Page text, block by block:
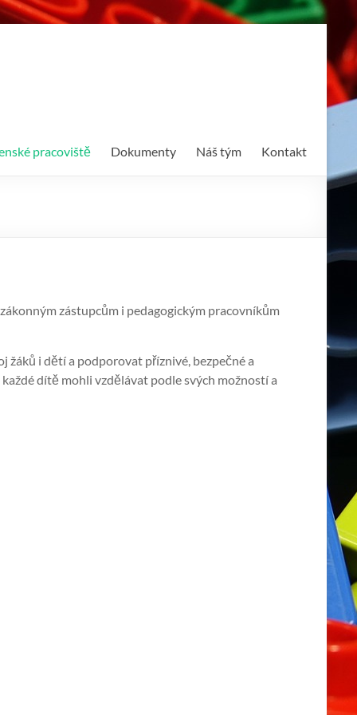
pracoviště Dokumenty Náš tým Kontakt
zástupcům i pedagogickým pracovníkům
i dětí a podporovat příznivé, bezpečné a
dítě mohli vzdělávat podle svých možností a